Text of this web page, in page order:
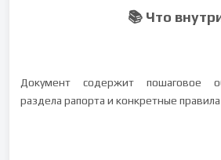
📚 Что
Документ содержит пошаговое
раздела рапорта и конкретные